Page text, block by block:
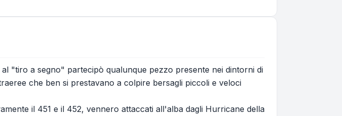
"tiro a segno" partecipò qualunque pezzo presente nei dintorni di
che ben si prestavano a colpire bersagli piccoli e veloci
il 451 e il 452, vennero attaccati all'alba dagli Hurricane della